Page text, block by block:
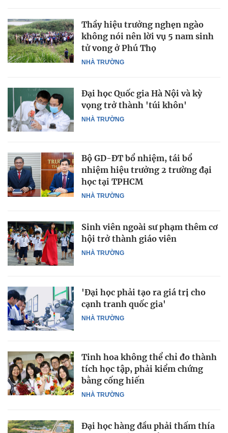
NHÀ TRƯỜNG
Thầy hiệu trưởng nghẹn ngào
không nói nên lời vụ 5 nam sinh
tử vong ở Phú Thọ
NHÀ TRƯỜNG
Đại học Quốc gia Hà Nội và kỳ
vọng trở thành 'túi khôn'
NHÀ TRƯỜNG
Bộ GD-ĐT bổ nhiệm, tái bổ
nhiệm hiệu trưởng 2 trường đại
học tại TPHCM
NHÀ TRƯỜNG
Sinh viên ngoài sư phạm thêm cơ
hội trở thành giáo viên
NHÀ TRƯỜNG
'Đại học phải tạo ra giá trị cho
cạnh tranh quốc gia'
NHÀ TRƯỜNG
Tinh hoa không thể chỉ đo thành
tích học tập, phải kiểm chứng
bằng cống hiến
Đại học hàng đầu phải thấm thía